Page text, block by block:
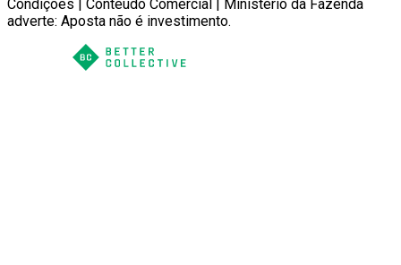
Condições | Conteúdo Comercial | Ministério da Fazenda
adverte: Aposta não é investimento.